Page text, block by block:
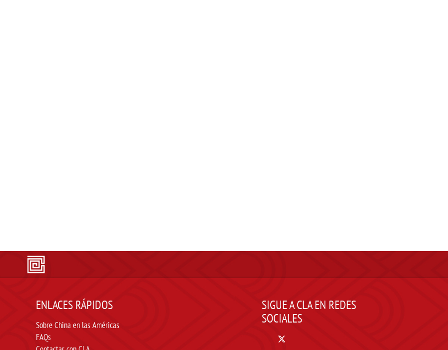
ENLACES RÁPIDOS
Sobre China en las Américas
FAQs
SIGUE A CLA EN REDES
SOCIALES